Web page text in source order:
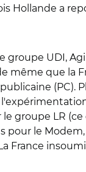
Hollande a
groupe UDI,
même que la
(PC).
groupe LR (ce
pour le
France